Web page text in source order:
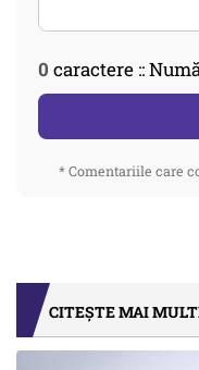
0 caractere ::
* Comentariile care
CITEȘTE MAI